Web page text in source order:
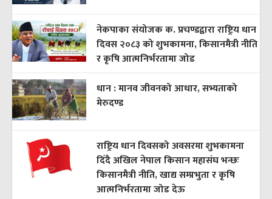
नेकपाका संयोजक क. प्रचण्डद्वारा राष्ट्रिय धान
दिवस २०८३ को शुभकामना, किसानमैत्री नीति
र कृषि आत्मनिर्भरतामा जोड
धान : मानव जीवनको आधार, सभ्यताको
मेरुदण्ड
राष्ट्रिय धान दिवसको अवसरमा शुभकामना
दिँदै अखिल नेपाल किसान महासंघ भन्छः
किसानमैत्री नीति, खाद्य सम्प्रभुता र कृषि
आत्मनिर्भरतामा जोड देऊ